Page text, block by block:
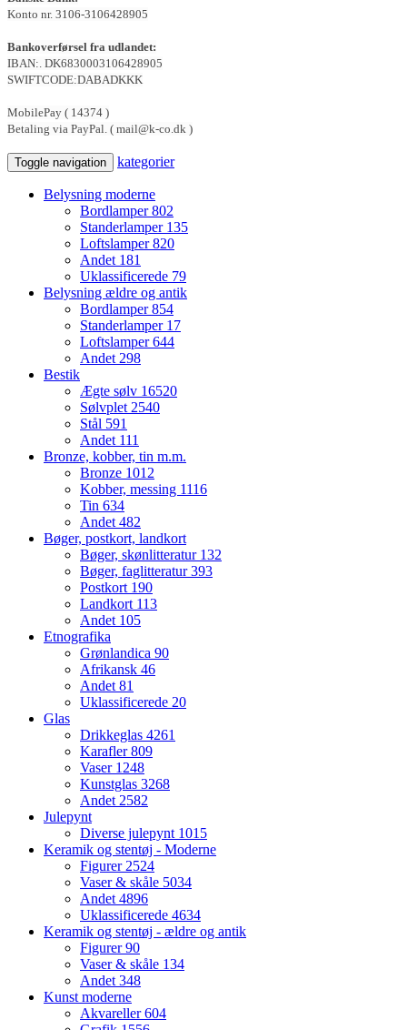
Konto nr. 3106-3106428905
Bankoverførsel fra udlandet:
IBAN:. DK6830003106428905
SWIFTCODE:DABADKKK
MobilePay ( 14374 )
Betaling via PayPal. ( mail@k-co.dk )
Toggle navigation kategorier
Belysning moderne
Bordlamper802
Standerlamper 135
Loftslamper820
Andet 181
Uklassificerede 79
Belysning ældre og antik
Bordlamper854
Standerlamper 17
Loftslamper644
Andet298
Bestik
Ægte sølv 16520
Sølvplet2540
Stål 591
Andet 111
Bronze, kobber, tin m.m.
Bronze 1012
Kobber, messing 1116
Tin 634
Andet482
Bøger, postkort, landkort
Bøger, skønlitteratur 132
Bøger, faglitteratur393
Postkort 190
Landkort 113
Andet 105
Etnografika
Grønlandica 90
Afrikansk 46
Andet81
Uklassificerede 20
Glas
Drikkeglas 4261
Karafler809
Vaser 1248
Kunstglas 3268
Andet2582
Julepynt
Diverse julepynt 1015
Keramik og stentøj - Moderne
Figurer2524
Vaser & skåle 5034
Andet4896
Uklassificerede 4634
Keramik og stentøj - ældre og antik
Figurer90
Vaser & skåle 134
Andet348
Kunst moderne
Akvareller604